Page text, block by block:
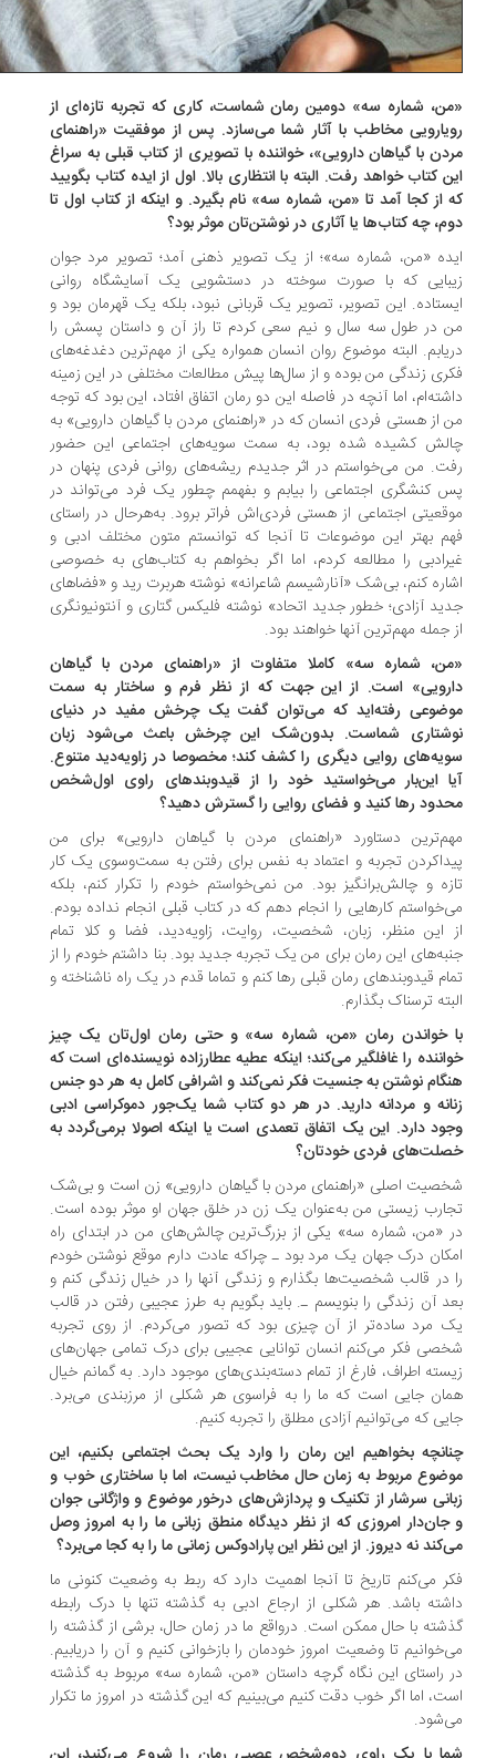
شماره سه» دومین رمان شماست، کاری که تجربه تازه‌ای از
مخاطب با آثار شما می‌سازد. پس از موفقیت «راهنمای
با گیاهان دارویی»، خواننده با تصویری از کتاب قبلی به سراغ
کتاب خواهد رفت. البته با انتظاری بالا. اول از ایده کتاب بگویید
از کجا آمد تا «من، شماره سه» نام بگیرد. و اینکه از کتاب اول تا
چه کتاب‌ها یا آثاری در نوشتن‌تان موثر بود؟
«من، شماره سه»؛ از یک تصویر ذهنی آمد؛ تصویر مرد جوان
که با صورت سوخته در دستشویی یک آسایشگاه روانی
این تصویر، تصویر یک قربانی نبود، بلکه یک قهرمان بود و
در طول سه سال و نیم سعی کردم تا راز آن و داستان پسش را
البته موضوع روان انسان همواره یکی از مهم‌ترین دغدغه‌های
زندگی من بوده و از سال‌ها پیش مطالعات مختلفی در این زمینه
اما آنچه در فاصله این دو رمان اتفاق افتاد، این بود که توجه
از هستی فردی انسان که در «راهنمای مردن با گیاهان دارویی» به
کشیده شده بود، به سمت سویه‌های اجتماعی این حضور
من می‌خواستم در اثر جدیدم ریشه‌های روانی فردی پنهان در
کنشگری اجتماعی را بیابم و بفهمم چطور یک فرد می‌تواند در
اجتماعی از هستی فردی‌اش فراتر برود. به‌هرحال در راستای
بهتر این موضوعات تا آنجا که توانستم متون مختلف ادبی و
را مطالعه کردم، اما اگر بخواهم به کتاب‌های به خصوصی
کنم، بی‌شک «آنارشیسم شاعرانه» نوشته هربرت رید و «فضاهای
آزادی؛ خطور جدید اتحاد» نوشته فلیکس گتاری و آنتونیو‌نگری
جمله مهم‌ترین آنها خواهند بود.
شماره سه» کاملا متفاوت از «راهنمای مردن با گیاهان
است. از این جهت که از نظر فرم و ساختار به سمت
رفته‌اید که می‌توان گفت یک چرخش مفید در دنیای
شماست. بدون‌شک این چرخش باعث می‌شود زبان
روایی دیگری را کشف کند؛ مخصوصا در زاویه‌دید متنوع.
این‌بار می‌خواستید خود را از قیدوبندهای راوی اول‌شخص
رها کنید و فضای روایی را گسترش دهید؟
دستاورد «راهنمای مردن با گیاهان دارویی» برای من
تجربه و اعتماد به نفس برای رفتن به سمت‌وسوی یک کار
و چالش‌برانگیز بود. من نمی‌خواستم خودم را تکرار کنم، بلکه
کارهایی را انجام دهم که در کتاب قبلی انجام نداده بودم.
این منظر، زبان، شخصیت، روایت، زاویه‌دید، فضا و کلا تمام
این رمان برای من یک تجربه جدید بود. بنا داشتم خودم را از
قیدوبندهای رمان قبلی رها کنم و تماما قدم در یک راه ناشناخته و
ترسناک بگذارم.
خواندن رمان «من، شماره سه» و حتی رمان اول‌تان یک چیز
را غافلگیر می‌کند؛ اینکه عطیه عطارزاده نویسنده‌ای‌ است که
نوشتن به جنسیت فکر نمی‌کند و اشرافی کامل به هر دو جنس
و مردانه دارید. در هر دو کتاب شما یک‌جور دموکراسی ادبی
دارد. این یک اتفاق تعمدی است یا اینکه اصولا برمی‌گردد به
فردی خودتان؟
اصلی «راهنمای مردن با گیاهان دارویی» زن است و بی‌شک
زیستی من به‌عنوان یک زن در خلق جهان او موثر بوده است.
«من، شماره سه» یکی از بزرگ‌ترین چالش‌های من در ابتدای راه
درک جهان یک مرد بود ـ چراکه عادت دارم موقع نوشتن خودم
در قالب شخصیت‌ها بگذارم و زندگی آنها را در خیال زندگی کنم و
آن زندگی را بنویسم ـ. باید بگویم به طرز عجیبی رفتن در قالب
مرد ساده‌تر از آن چیزی بود که تصور می‌‌کردم. از روی تجربه
فکر می‌کنم انسان توانایی عجیبی برای درک تمامی جهان‌های
اطراف، فارغ از تمام دسته‌بندی‌های موجود دارد. به گمانم خیال
جایی است که ما را به فراسوی هر شکلی از مرزبندی می‌برد.
که می‌توانیم آزادی مطلق را تجربه کنیم.
بخواهیم این رمان را وارد یک بحث اجتماعی بکنیم، این
مربوط به زمان حال مخاطب نیست، اما با ساختاری خوب و
سرشار از تکنیک و پردازش‌های درخور موضوع و واژگانی جوان
امروزی که از نظر دیدگاه منطق زبانی ما را به امروز وصل
نه دیروز. از این نظر این پارادوکس زمانی ما را به کجا می‌برد؟
می‌کنم تاریخ تا آنجا اهمیت دارد که ربط به وضعیت کنونی ما
باشد. هر شکلی از ارجاع ادبی به گذشته تنها با درک رابطه
با حال ممکن است. درواقع ما در زمان حال، برشی از گذشته را
تا وضعیت امروز خودمان را بازخوانی کنیم و آن را دریابیم.
راستای این نگاه گرچه داستان «من، شماره سه» مربوط به گذشته
اما اگر خوب دقت کنیم می‌بینیم که این گذشته در امروز ما تکرار